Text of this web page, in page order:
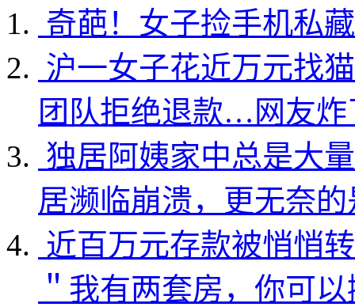
奇葩！女子捡手机私
沪一女子花近万元找
团队拒绝退款…网友炸
独居阿姨家中总是大
居濒临崩溃，更无奈
近百万元存款被悄悄
＂我有两套房，你可